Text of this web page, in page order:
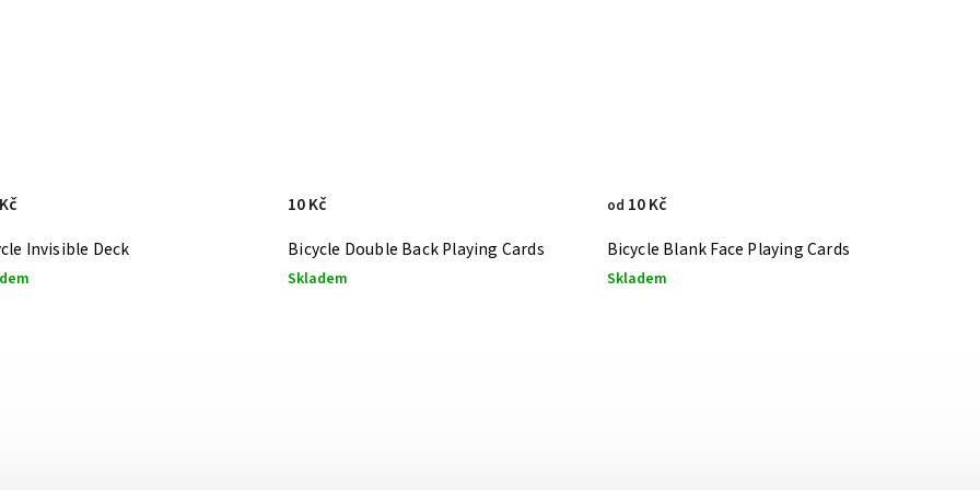
Invisible Deck
Bicycle Double Back Playing Cards
Skladem
10 Kč
Bicycle Blank Face Playing Cards
Skladem
od 10 Kč